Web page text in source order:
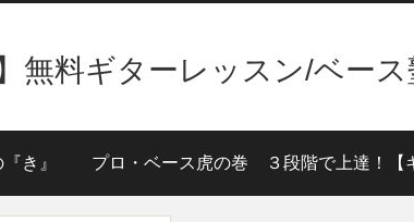
】無料ギターレッスン/ベー
き』 プロ・ベース虎の巻